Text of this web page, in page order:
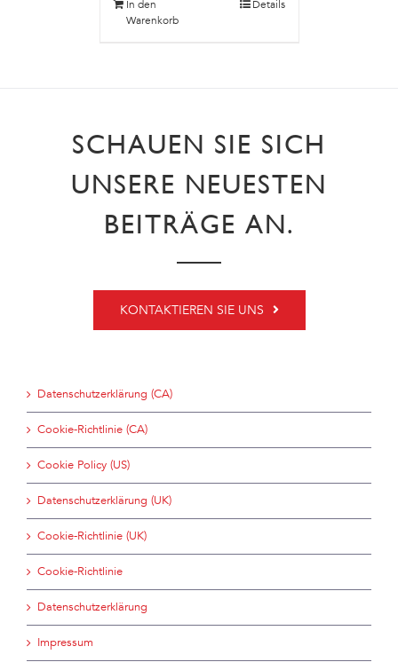
In den
Warenkorb
Details
SCHAUEN SIE SICH
UNSERE NEUESTEN
BEITRÄGE AN.
KONTAKTIEREN SIE UNS
Datenschutzerklärung (CA)
Cookie-Richtlinie (CA)
Cookie Policy (US)
Datenschutzerklärung (UK)
Cookie-Richtlinie (UK)
Cookie-Richtlinie
Datenschutzerklärung
Impressum